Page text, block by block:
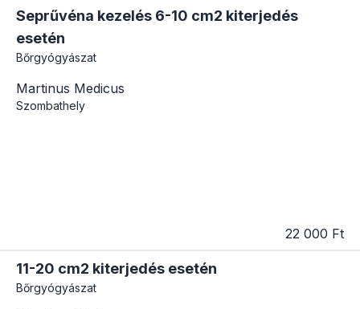
Seprűvéna kezelés 6-10 cm2 kiterjedés
esetén
Bőrgyógyászat
Martinus Medicus
Szombathely
22 000 Ft
11-20 cm2 kiterjedés esetén
Bőrgyógyászat